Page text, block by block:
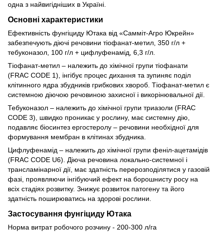
одна з найвигідніших в Україні.
Основні характеристики
Ефективність фунгіциду Ютака від «Самміт-Агро Юкрейн»
забезпечують діючі речовини тіофанат-метил, 350 г/л +
тебуконазол, 100 г/л + цифлуфенамід, 6,3 г/л.
Тіофанат-метил – належить до хімічної групи тіофанати
(FRAC CODE 1), інгібує процес дихання та зупиняє поділ
клітинного ядра збудників грибкових хвороб. Тіофанат-метил є
системною діючою речовиною захисної і викорінювальної дії.
Тебуконазол – належить до хімічної групи триазоли (FRAC
CODE 3), швидко проникає у рослину, має системну дію,
подавляє біосинтез ергостеролу – речовини необхідної для
формування мембран в клітинах збудника.
Цифлуфенамід – належить до хімічної групи феніл-ацетамідів
(FRAC CODE U6). Діюча речовина локально-системної і
трансламінарної дії, має здатність перерозподілятися у газовій
фазі, проявляючи інгібуючий ефект на борошнисту росу на
всіх стадіях розвитку. Знижує розвиток патогену та його
здатність поширюватись на здорові рослини.
Застосування фунгіциду Ютака
Норма витрат робочого розчину - 200-300 л/га